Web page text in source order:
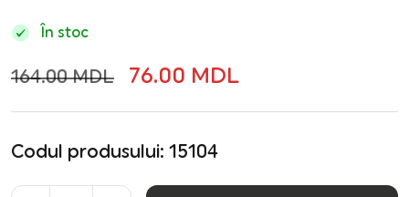
În stoc
164.00 MDL 76.00 MDL
Codul produsului: 15104